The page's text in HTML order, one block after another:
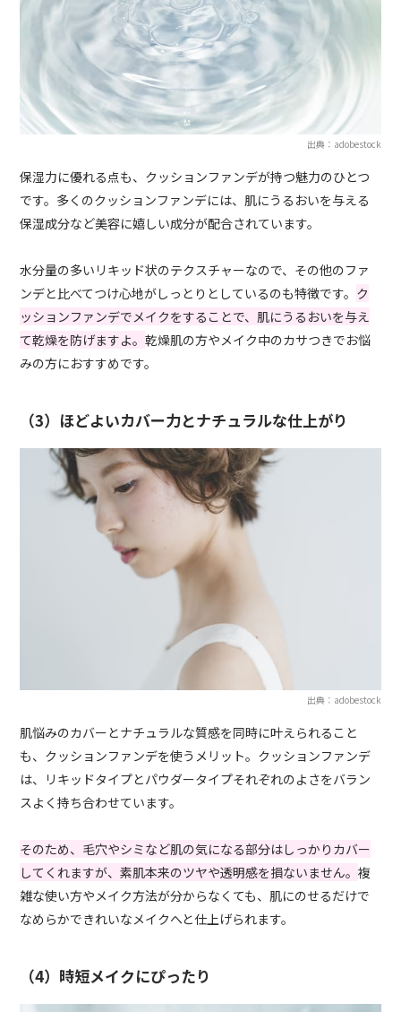
出典：adobestock
保湿力に優れる点も、クッションファンデが持つ魅力のひとつ
です。多くのクッションファンデには、肌にうるおいを与える
保湿成分など美容に嬉しい成分が配合されています。
水分量の多いリキッド状のテクスチャーなので、その他のファ
ンデと比べてつけ心地がしっとりとしているのも特徴です。 ク
ッションファンデでメイクをすることで、肌にうるおいを与え
て乾燥を防げますよ。乾燥肌の方やメイク中のカサつきでお悩
みの方におすすめです。
（3）ほどよいカバー力とナチュラルな仕上がり
出典：adobestock
肌悩みのカバーとナチュラルな質感を同時に叶えられること
も、クッションファンデを使うメリット。クッションファンデ
は、リキッドタイプとパウダータイプそれぞれのよさをバラン
スよく持ち合わせています。
そのため、毛穴やシミなど肌の気になる部分はしっかりカバー
してくれますが、素肌本来のツヤや透明感を損ないません。複
雑な使い方やメイク方法が分からなくても、肌にのせるだけで
なめらかできれいなメイクへと仕上げられます。
（4）時短メイクにぴったり